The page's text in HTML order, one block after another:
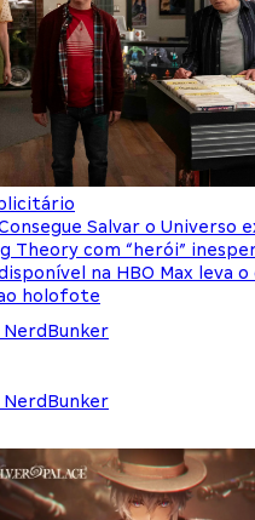
Salvar o Universo
Theory com “herói”
na HBO Max leva o
holofote
NerdBunker
NerdBunker